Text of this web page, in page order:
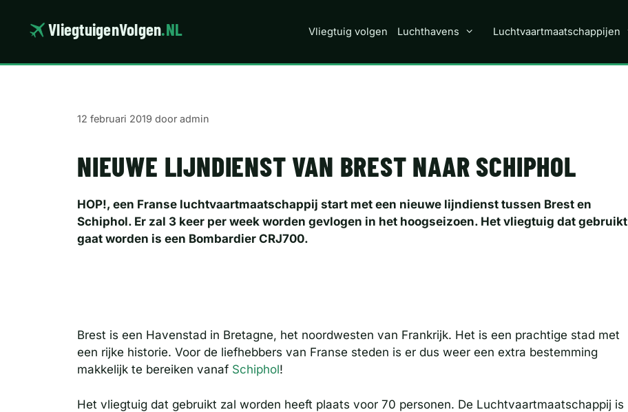
VliegtuigenVolgen.NL Vliegtuig volgen Luchthavens Luchtvaartmaatschappijen
12 februari 2019 door admin
NIEUWE LIJNDIENST VAN BREST NAAR SCHIPHOL
HOP!, een Franse luchtvaartmaatschappij start met een nieuwe lijndienst tussen Brest en
Schiphol. Er zal 3 keer per week worden gevlogen in het hoogseizoen. Het vliegtuig dat gebruikt
gaat worden is een Bombardier CRJ700.
Brest is een Havenstad in Bretagne, het noordwesten van Frankrijk. Het is een prachtige stad met
een rijke historie. Voor de liefhebbers van Franse steden is er dus weer een extra bestemming
makkelijk te bereiken vanaf Schiphol!
Het vliegtuig dat gebruikt zal worden heeft plaats voor 70 personen. De Luchtvaartmaatschappij is